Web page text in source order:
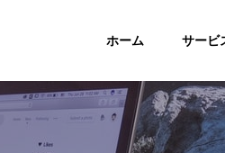
ホーム サービ